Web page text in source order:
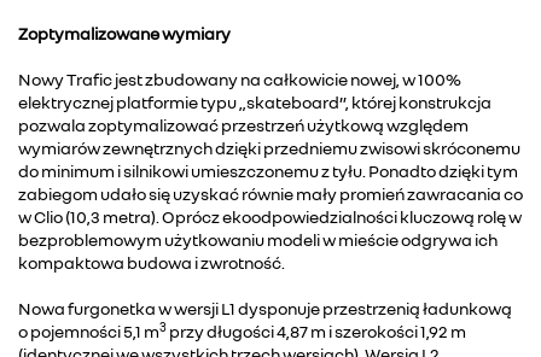
Zoptymalizowane wymiary
Nowy Trafic jest zbudowany na całkowicie nowej, w 100%
elektrycznej platformie typu „skateboard”, której konstrukcja
pozwala zoptymalizować przestrzeń użytkową względem
wymiarów zewnętrznych dzięki przedniemu zwisowi skróconemu
do minimum i silnikowi umieszczonemu z tyłu. Ponadto dzięki tym
zabiegom udało się uzyskać równie mały promień zawracania co
w Clio (10,3 metra). Oprócz ekoodpowiedzialności kluczową rolę w
bezproblemowym użytkowaniu modeli w mieście odgrywa ich
kompaktowa budowa i zwrotność.
Nowa furgonetka w wersji L1 dysponuje przestrzenią ładunkową
o pojemności 5,1 m3 przy długości 4,87 m i szerokości 1,92 m